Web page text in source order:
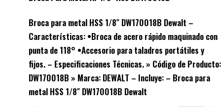
Broca para metal HSS 1/8″ DW170018B Dewalt –
Características: •Broca de acero rápido maquinado con
punta de 118° •Accesorio para taladros portátiles y
fijos. – Especificaciones Técnicas. » Código de Producto:
DW170018B » Marca: DEWALT – Incluye: – Broca para
metal HSS 1/8″ DW170018B Dewalt